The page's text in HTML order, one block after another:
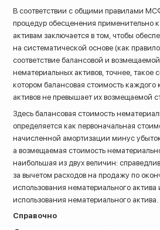
В соответствии с общими правилами
процедур обесценения применительно
активам заключается в том, чтобы
на систематической основе (как
соответствие балансовой и
нематериальных активов, точнее, такое
котором балансовая стоимость каждого
активов не превышает их возмещаемой
Здесь балансовая стоимость
определяется как первоначальная
начисленной амортизации минус
а возмещаемая стоимость
наибольшая из двух величин:
за вычетом расходов на продажу по
использования нематериального актива
использования нематериального актива.
Справочно